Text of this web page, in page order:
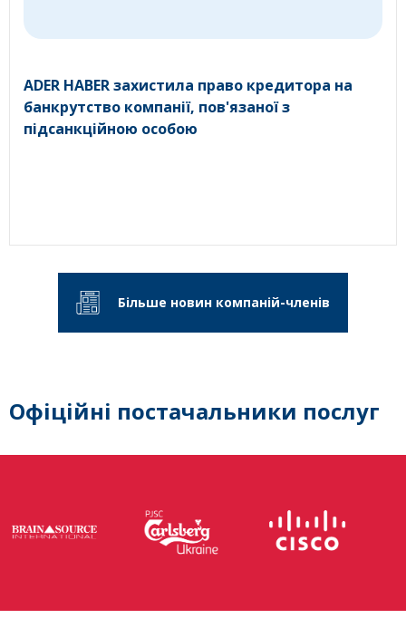
ADER HABER захистила право кредитора на
банкрутство компанії, пов'язаної з
підсанкційною особою
Більше новин компаній-членів
Офіційні постачальники послуг